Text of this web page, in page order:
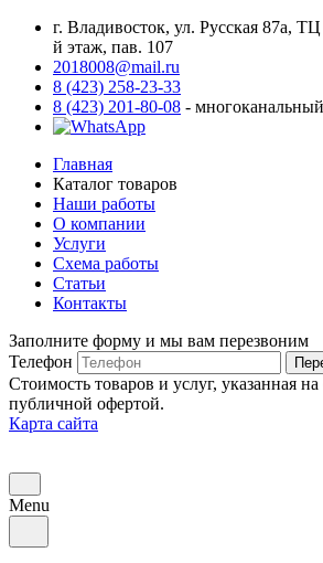
г. Владивосток, ул. Русская 87а,
й этаж, пав. 107
2018008@mail.ru
8 (423) 258-23-33
8 (423) 201-80-08 - многоканальный
Главная
Каталог товаров
Наши работы
О компании
Услуги
Схема работы
Статьи
Контакты
Заполните форму и мы вам перезвоним
Телефон
Стоимость товаров и услуг, указанная на
публичной офертой.
Карта сайта
Menu